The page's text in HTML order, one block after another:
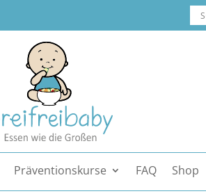
Präventionskurse FAQ Shop